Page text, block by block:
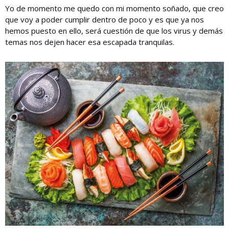
Yo de momento me quedo con mi momento soñado, que creo
que voy a poder cumplir dentro de poco y es que ya nos
hemos puesto en ello, será cuestión de que los virus y demás
temas nos dejen hacer esa escapada tranquilas.